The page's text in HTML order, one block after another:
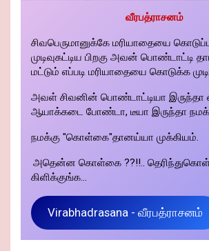
வீரபத்ராசனம்
சிவபெருமானுக்கே மரியாதையை
முடிவுகட்டிய பிறகு அவன் பொண்டாட்டி
மட்டும் எப்படி மரியாதையை கொடுக்க
அவள் சிவனின் பொண்டாட்டியா
ஆயாக்கடை போண்டா, டீயா இருந்தா
நமக்கு "கொள்கை"தானய்யா முக்கியம்.
அதென்ன கொள்கை ??!!..
கிளிக்குங்க...
Virabhadrasana - வீரபத்ராசனம்